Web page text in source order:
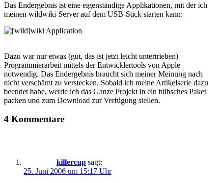
Das Endergebnis ist eine eigenständige Applikationen, mit der ich
meinen wildwiki-Server auf dem USB-Stick starten kann:
Dazu war nur etwas (gut, das ist jetzt leicht untertrieben)
Programmierarbeit mittels der Entwicklertools von Apple
notwendig. Das Endergebnis braucht sich meiner Meinung nach
nicht verschämt zu verstecken. Sobald ich meine Artikelserie dazu
beendet habe, werde ich das Ganze Projekt in ein hübsches Paket
packen und zum Download zur Verfügung stellen.
4 Kommentare
killercup sagt:
25. Juni 2006 um 15:17 Uhr